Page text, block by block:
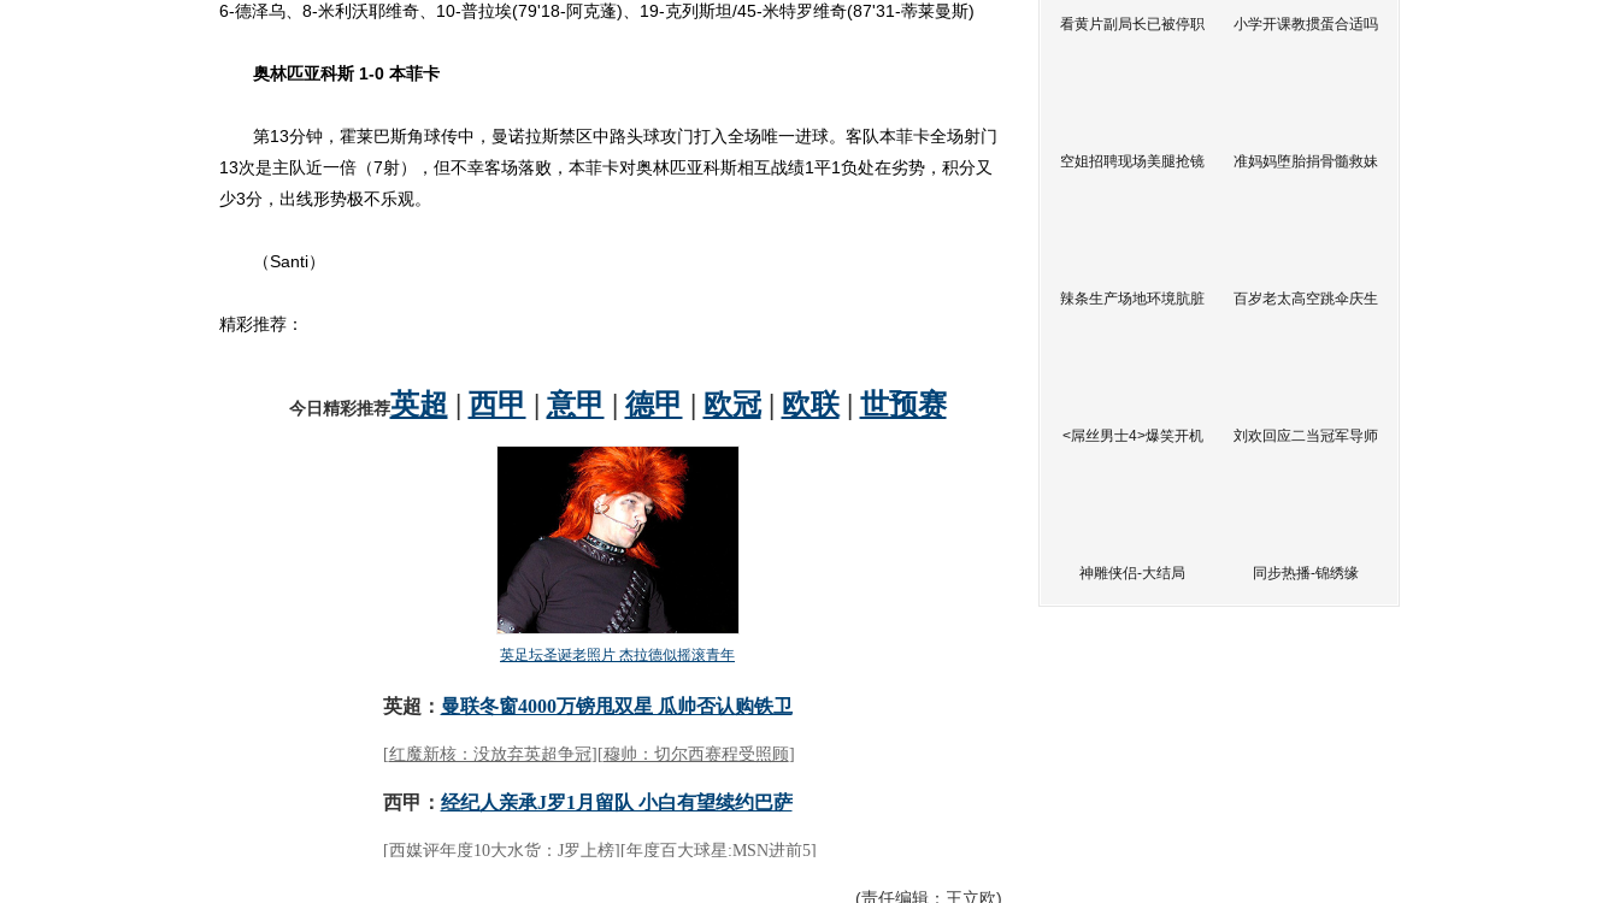
6-德泽乌、8-米利沃耶维奇、10-普拉埃(79'18-阿克蓬)、19-克列斯坦/45-米特罗维奇(87'31-蒂莱曼斯)
奥林匹亚科斯 1-0 本菲卡
第13分钟，霍莱巴斯角球传中，曼诺拉斯禁区中路头球攻门打入全场唯一进球。客队本菲卡全场射门
13次是主队近一倍（7射），但不幸客场落败，本菲卡对奥林匹亚科斯相互战绩1平1负处在劣势，积分又
少3分，出线形势极不乐观。
（Santi）
精彩推荐：
(责任编辑：王立欧)
看黄片副局长已被停职 小学开课教掼蛋合适吗
空姐招聘现场美腿抢镜 准妈妈堕胎捐骨髓救妹
辣条生产场地环境肮脏 百岁老太高空跳伞庆生
<屌丝男士4>爆笑开机 刘欢回应二当冠军导师
神雕侠侣-大结局 同步热播-锦绣缘